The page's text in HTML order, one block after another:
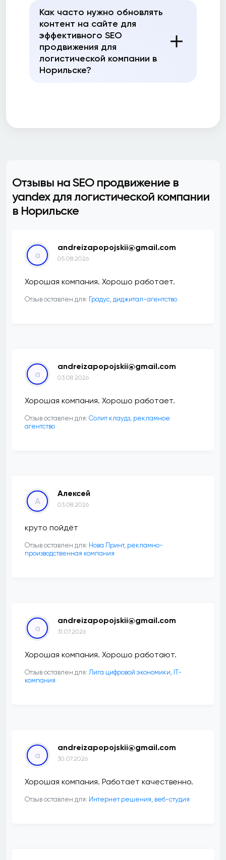
Как часто нужно обновлять
контент на сайте для
эффективного SEO
продвижения для
логистической компании в
Норильске?
Отзывы на SEO продвижение в
yandex для логистической компании
в Норильске
a
andreizapopojskii@gmail.com
05.08.2026
Хорошая компания. Хорошо работает.
Отзыв оставлен для: ​Градус, диджитал-агентство
a
andreizapopojskii@gmail.com
03.08.2026
Хорошая компания. Хорошо работает.
Отзыв оставлен для: Солит клаудз, рекламное
агентство
А
Алексей
03.08.2026
круто пойдёт
Отзыв оставлен для: Нова Принт, рекламно-
производственная компания
a
andreizapopojskii@gmail.com
31.07.2026
Хорошая компания. Хорошо работают.
Отзыв оставлен для: Лига цифровой экономики, IT-
компания
a
andreizapopojskii@gmail.com
30.07.2026
Хорошая компания. Работает качественно.
Отзыв оставлен для: Интернет решения, веб-студия